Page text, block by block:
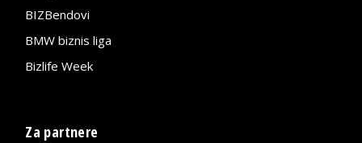
BIZBendovi
BMW biznis liga
Bizlife Week
Za partnere